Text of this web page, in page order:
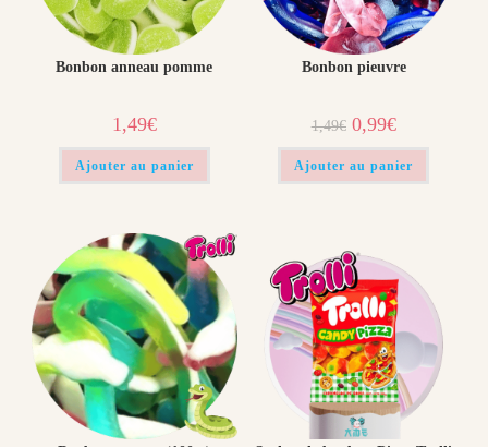
Bonbon anneau pomme
1,49€
Ajouter au panier
Bonbon pieuvre
1,49€ 0,99€
Ajouter au panier